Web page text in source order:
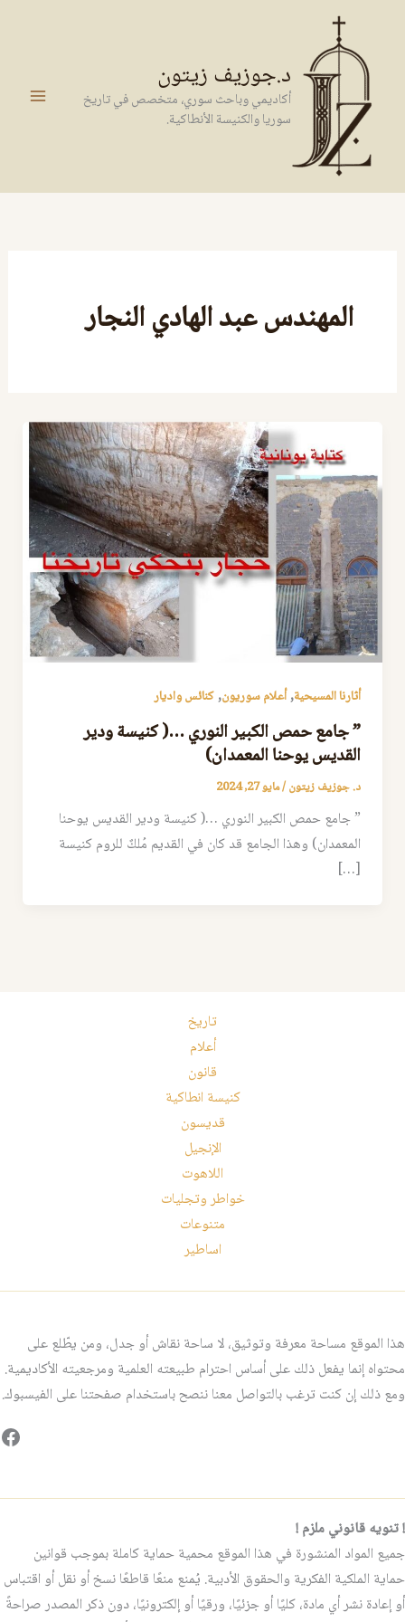
المحتوى
د.جوزيف زيتون
أكاديمي وباحث سوري، متخصص في تاريخ
سوريا والكنيسة الأنطاكية.
المهندس عبد الهادي النجار
أثارنا المسيحية,أعلام سوريون,كنائس واديار
” جامع حمص الكبير النوري …( كنيسة ودير
القديس يوحنا المعمدان)
د. جوزيف زيتون/مايو 27, 2024
” جامع حمص الكبير النوري …( كنيسة ودير القديس يوحنا
المعمدان) وهذا الجامع قد كان في القديم مُلكٌ للروم كنيسة
[…]
تاريخ
أعلام
قانون
كنيسة انطاكية
قديسون
الإنجيل
اللاهوت
خواطر وتجليات
متنوعات
اساطير
هذا الموقع مساحة معرفة وتوثيق، لا ساحة نقاش أو جدل، ومن يطّلع على
محتواه إنما يفعل ذلك على أساس احترام طبيعته العلمية ومرجعيته الأكاديمية.
ومع ذلك إن كنت ترغب بالتواصل معنا ننصح باستخدام صفحتنا على الفيسبوك.
! تنويه قانوني ملزم !
جميع المواد المنشورة في هذا الموقع محمية حماية كاملة بموجب قوانين
حماية الملكية الفكرية والحقوق الأدبية. يُمنع منعًا قاطعًا نسخ أو نقل أو اقتباس
أو إعادة نشر أي مادة، كليًا أو جزئيًا، ورقيًا أو إلكترونيًا، دون ذكر المصدر صراحةً